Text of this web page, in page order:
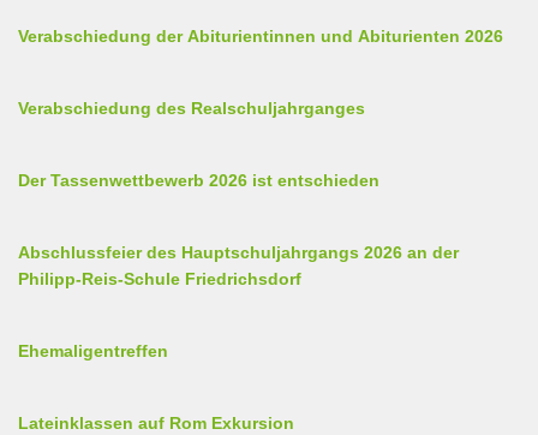
Verabschiedung der Abiturientinnen und Abiturienten 2026
Verabschiedung des Realschuljahrganges
Der Tassenwettbewerb 2026 ist entschieden
Abschlussfeier des Hauptschuljahrgangs 2026 an der
Philipp-Reis-Schule Friedrichsdorf
Ehemaligentreffen
Lateinklassen auf Rom Exkursion